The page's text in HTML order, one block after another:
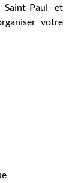
Saint-Paul et
votre